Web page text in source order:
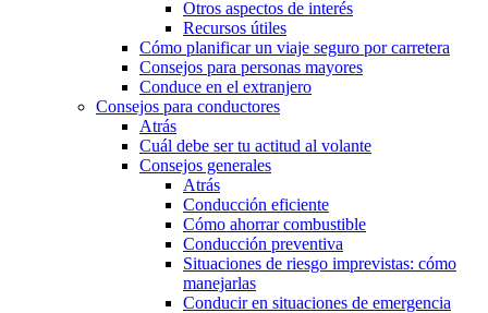
Otros aspectos de interés
Recursos útiles
Cómo planificar un viaje seguro por carretera
Consejos para personas mayores
Conduce en el extranjero
Consejos para conductores
Atrás
Cuál debe ser tu actitud al volante
Consejos generales
Atrás
Conducción eficiente
Cómo ahorrar combustible
Conducción preventiva
Situaciones de riesgo imprevistas: cómo
manejarlas
Conducir en situaciones de emergencia